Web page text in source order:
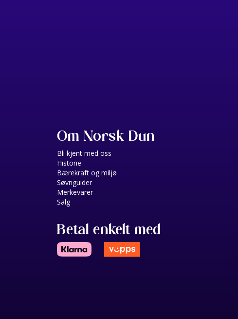
Om Norsk Dun
Bli kjent med oss
Historie
Bærekraft og miljø
Søvnguider
Merkevarer
Salg
Betal enkelt med